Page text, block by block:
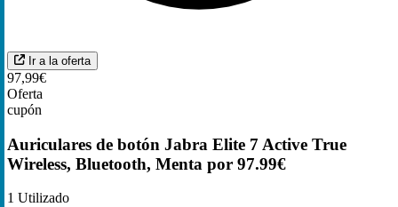
Ir a la oferta
97,99€
Oferta
cupón
Auriculares de botón Jabra Elite 7 Active True
Wireless, Bluetooth, Menta por 97.99€
1 Utilizado